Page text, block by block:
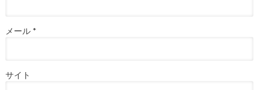
メール *
サイト